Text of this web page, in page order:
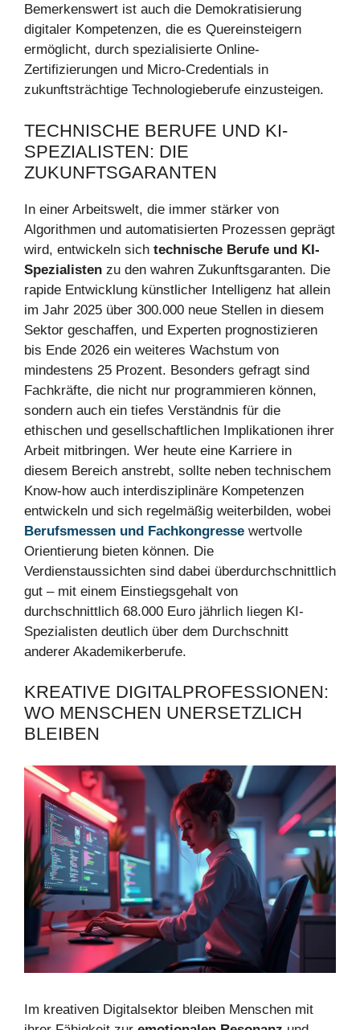
Bemerkenswert ist auch die Demokratisierung
digitaler Kompetenzen, die es Quereinsteigern
ermöglicht, durch spezialisierte Online-
Zertifizierungen und Micro-Credentials in
zukunftsträchtige Technologieberufe einzusteigen.
TECHNISCHE BERUFE UND KI-
SPEZIALISTEN: DIE
ZUKUNFTSGARANTEN
In einer Arbeitswelt, die immer stärker von
Algorithmen und automatisierten Prozessen geprägt
wird, entwickeln sich technische Berufe und KI-
Spezialisten zu den wahren Zukunftsgaranten. Die
rapide Entwicklung künstlicher Intelligenz hat allein
im Jahr 2025 über 300.000 neue Stellen in diesem
Sektor geschaffen, und Experten prognostizieren
bis Ende 2026 ein weiteres Wachstum von
mindestens 25 Prozent. Besonders gefragt sind
Fachkräfte, die nicht nur programmieren können,
sondern auch ein tiefes Verständnis für die
ethischen und gesellschaftlichen Implikationen ihrer
Arbeit mitbringen. Wer heute eine Karriere in
diesem Bereich anstrebt, sollte neben technischem
Know-how auch interdisziplinäre Kompetenzen
entwickeln und sich regelmäßig weiterbilden, wobei
Berufsmessen und Fachkongresse wertvolle
Orientierung bieten können. Die
Verdienstaussichten sind dabei überdurchschnittlich
gut – mit einem Einstiegsgehalt von
durchschnittlich 68.000 Euro jährlich liegen KI-
Spezialisten deutlich über dem Durchschnitt
anderer Akademikerberufe.
KREATIVE DIGITALPROFESSIONEN:
WO MENSCHEN UNERSETZLICH
BLEIBEN
Im kreativen Digitalsektor bleiben Menschen mit